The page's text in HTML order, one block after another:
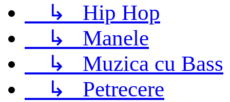
↳ Hip Hop
↳ Manele
↳ Muzica cu Bass
↳ Petrecere